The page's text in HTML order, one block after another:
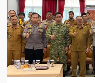
2 min read